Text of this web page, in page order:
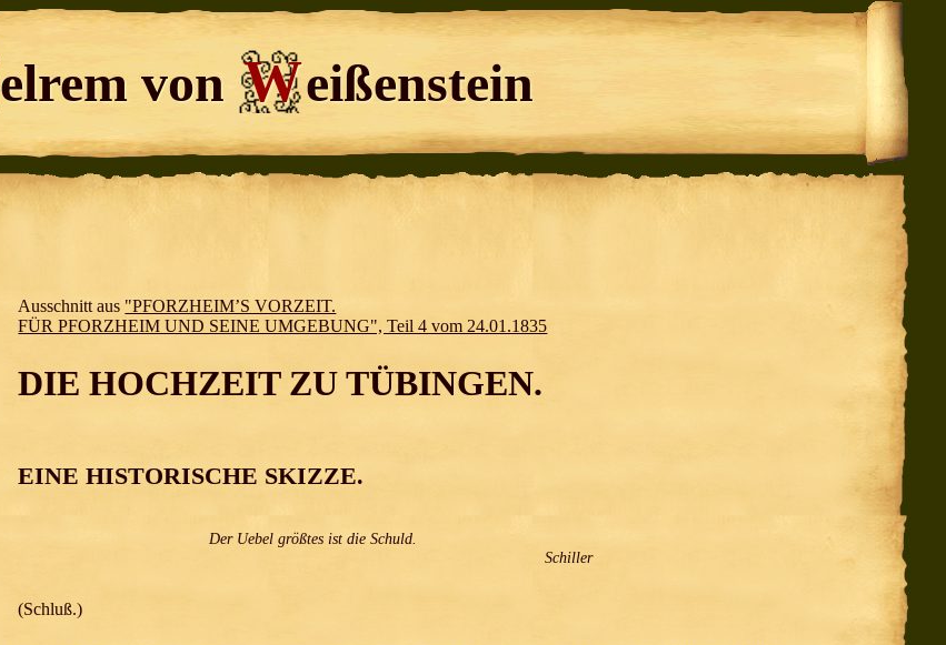
elrem von Weißenstein
Ausschnitt aus "PFORZHEIM’S VORZEIT.
FÜR PFORZHEIM UND SEINE UMGEBUNG", Teil 4 vom 24.01.1835
DIE HOCHZEIT ZU TÜBINGEN.
EINE HISTORISCHE SKIZZE.
Der Uebel größtes ist die Schuld.
Schiller
(Schluß.)